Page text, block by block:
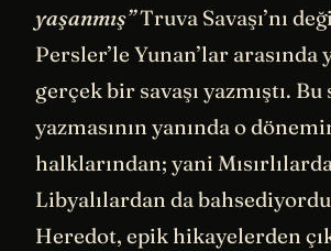
yaşanmış”Truva Savaşı’nı
Persler’le Yunan’lar arasında
gerçek bir savaşı yazmıştı. Bu
yazmasının yanında o
halklarından; yani
Libyalılardan da
Heredot, epik hikayelerden